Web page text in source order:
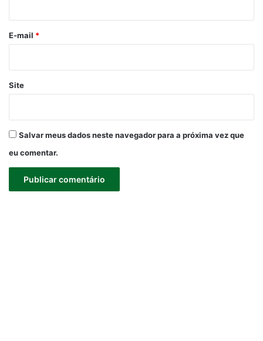
*
E-mail *
Site
Salvar meus dados neste navegador para a próxima vez que
eu comentar.